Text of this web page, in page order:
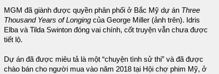
MGM đã giành được quyền phân phối ở Bắc Mỹ dự án Three
Thousand Years of Longing của George Miller (ảnh trên). Idris
Elba và Tilda Swinton đóng vai chính, cốt truyện vẫn chưa được
tiết lộ.
Dự án đã được miêu tả là một “chuyện tình sử thi” và đã được
chào bán cho người mua vào năm 2018 tại Hội chợ phim Mỹ, ở